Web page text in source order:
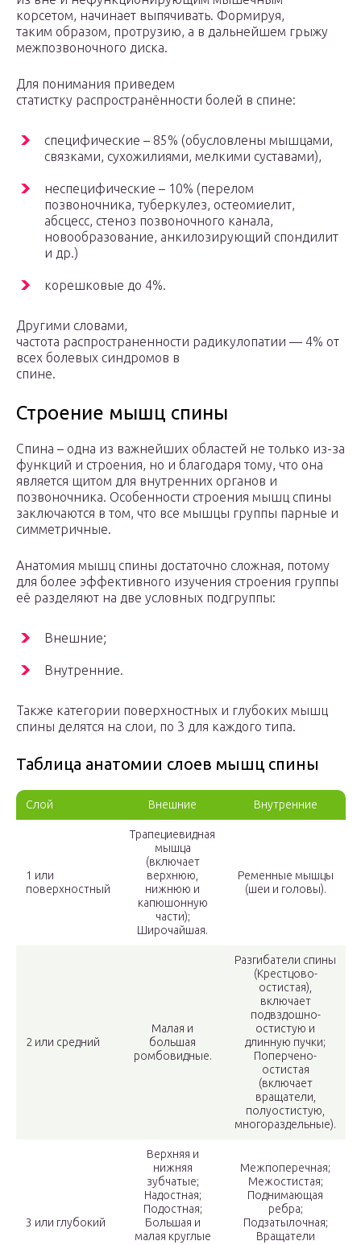
корсетом, начинает выпячивать. Формируя,
таким образом, протрузию, а в дальнейшем грыжу
межпозвоночного диска.
Для понимания приведем
статистку распространённости болей в спине:
специфические – 85% (обусловлены мышцами,
связками, сухожилиями, мелкими суставами),
неспецифические – 10% (перелом
позвоночника, туберкулез, остеомиелит,
абсцесс, стеноз позвоночного канала,
новообразование, анкилозирующий спондилит
и др.)
корешковые до 4%.
Другими словами,
частота распространенности радикулопатии — 4% от
всех болевых синдромов в
спине.
Строение мышц спины
Спина – одна из важнейших областей не только из-за
функций и строения, но и благодаря тому, что она
является щитом для внутренних органов и
позвоночника. Особенности строения мышц спины
заключаются в том, что все мышцы группы парные и
симметричные.
Анатомия мышц спины достаточно сложная, потому
для более эффективного изучения строения группы
её разделяют на две условных подгруппы:
Внешние;
Внутренние.
Также категории поверхностных и глубоких мышц
спины делятся на слои, по 3 для каждого типа.
Таблица анатомии слоев мышц спины
Слой Внешние Внутренние
1 или
поверхностный
Трапециевидная
мышца
(включает
верхнюю,
нижнюю и
капюшонную
части);
Широчайшая.
Ременные мышцы
(шеи и головы).
2 или средний
Малая и
большая
ромбовидные.
Разгибатели спины
(Крестцово-
остистая),
включает
подвздошно-
остистую и
длинную пучки;
Поперчено-
остистая
(включает
вращатели,
полуостистую,
многораздельные).
3 или глубокий
Верхняя и
нижняя
зубчатые;
Надостная;
Подостная;
Большая и
малая круглые
Межпоперечная;
Межостистая;
Поднимающая
ребра;
Подзатылочная;
Вращатели